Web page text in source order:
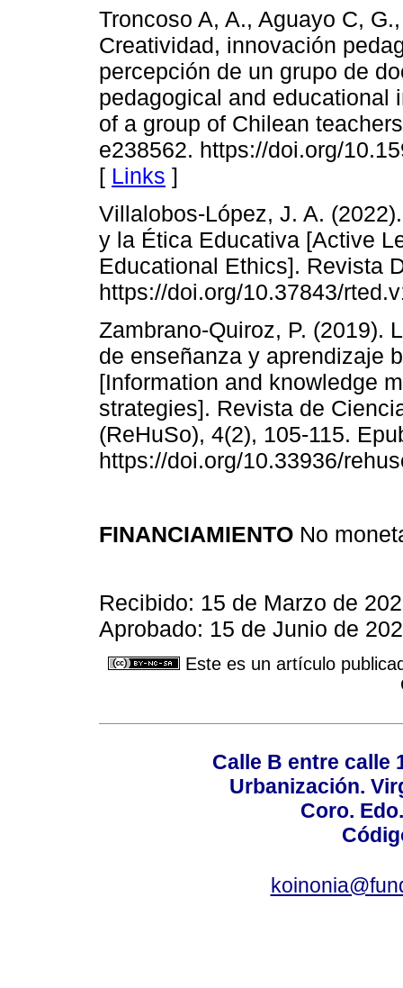
Troncoso A, A., Aguayo C,
Creatividad, innovación
percepción de un grupo de
pedagogical and educational
of a group of Chilean
e238562. https://doi.org/
[ Links ]
Villalobos-López, J. A.
y la Ética Educativa [Active
Educational Ethics]. Revista
https://doi.org/10.37843/
Zambrano-Quiroz, P. (2019).
de enseñanza y aprendizaje
[Information and knowledge
strategies]. Revista de
(ReHuSo), 4(2), 105-115.
https://doi.org/10.33936/
FINANCIAMIENTO No
Recibido: 15 de Marzo de
Aprobado: 15 de Junio de
Este es un artículo
Calle B entre calle
Urbanización.
Coro.